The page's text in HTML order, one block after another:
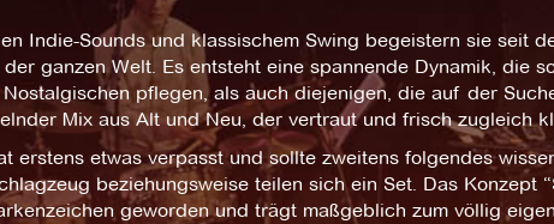
Indie-Sounds und klassischem Swing begeistern sie seit
ganzen Welt. Es entsteht eine spannende Dynamik, die
pflegen, als auch diejenigen, die auf der
Mix aus Alt und Neu, der vertraut und frisch zugleich
erstens etwas verpasst und sollte zweitens folgendes
beziehungsweise teilen sich ein Set. Das Konzept
geworden und trägt maßgeblich zum völlig